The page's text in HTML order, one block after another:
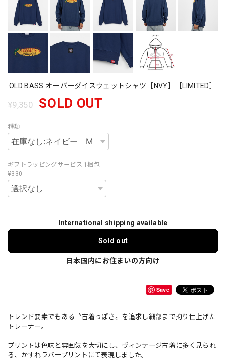
OLD BASS オーバーダイスウェットシャツ［NVY］［LIMITED］
¥9,350 SOLD OUT
種類
ギフトラッピングサービス 1梱包
¥330
International shipping available
Sold out
日本国内にお住まいの方向け
Save
トレンド要素でもある〝古着っぽさ〟を追求し細部まで拘り仕上げた
トレーナー。
プリントは色味と雰囲気を大切にし、ヴィンテージ古着に多く見られ
る、かすれラバープリントにて表現しました。